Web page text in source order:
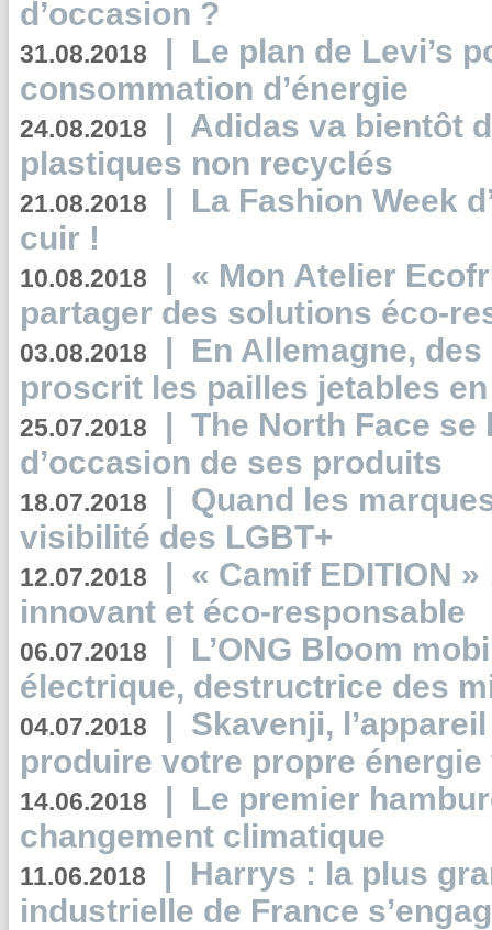
d’occasion ?
31.08.2018 | Le plan de Levi’s
consommation d’énergie
24.08.2018 | Adidas va bientôt
plastiques non recyclés
21.08.2018 | La Fashion Week
cuir !
10.08.2018 | « Mon Atelier
partager des solutions éco-
03.08.2018 | En Allemagne,
proscrit les pailles jetables
25.07.2018 | The North Face se
d’occasion de ses produits
18.07.2018 | Quand les
visibilité des LGBT+
12.07.2018 | « Camif EDITION
innovant et éco-responsable
06.07.2018 | L’ONG Bloom
électrique, destructrice des
04.07.2018 | Skavenji,
produire votre propre
14.06.2018 | Le premier
changement climatique
11.06.2018 | Harrys : la plus
industrielle de France